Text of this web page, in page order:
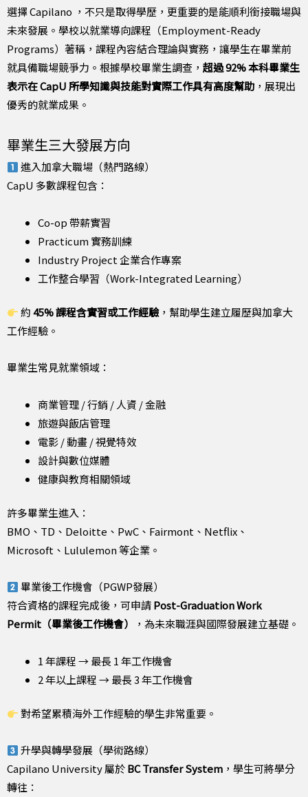
選擇 Capilano ，不只是取得學歷，更重要的是能順利銜接職場與
未來發展。學校以就業導向課程（Employment-Ready
Programs）著稱，課程內容結合理論與實務，讓學生在畢業前
就具備職場競爭力。根據學校畢業生調查， 超過 92% 本科畢業生
表示在 CapU 所學知識與技能對實際工作具有高度幫助 ，展現出
優秀的就業成果。
畢業生三大發展方向
進入加拿大職場（熱門路線）
CapU 多數課程包含：
Co-op 帶薪實習
Practicum 實務訓練
Industry Project 企業合作專案
工作整合學習（Work-Integrated Learning）
約45% 課程含實習或工作經驗，幫助學生建立履歷與加拿大
工作經驗。
畢業生常見就業領域：
商業管理 / 行銷 / 人資 / 金融
旅遊與飯店管理
電影 / 動畫 / 視覺特效
設計與數位媒體
健康與教育相關領域
許多畢業生進入：
BMO、TD、Deloitte、PwC、Fairmont、Netflix、
Microsoft、Lululemon 等企業。
畢業後工作機會（PGWP發展）
符合資格的課程完成後，可申請Post-Graduation Work
Permit（畢業後工作機會）
，為未來職涯與國際發展建立基礎。
1 年課程 → 最長 1 年工作機會
2 年以上課程 → 最長 3 年工作機會
對希望累積海外工作經驗的學生非常重要。
升學與轉學發展（學術路線）
Capilano University 屬於BC Transfer System ，學生可將學分
轉往：